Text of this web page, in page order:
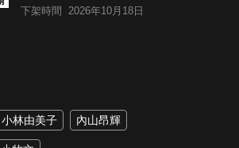
下架時間 2026年10月18日
小林由美子 內山昂輝